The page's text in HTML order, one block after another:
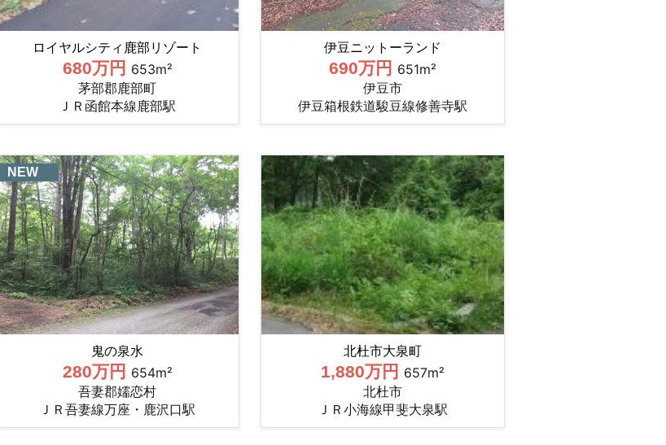
ロイヤルシティ鹿部リゾート
680万円 653m²
茅部郡鹿部町
ＪＲ函館本線鹿部駅
伊豆ニットーランド
690万円 651m²
伊豆市
伊豆箱根鉄道駿豆線修善寺駅
NEW
鬼の泉水
280万円 654m²
吾妻郡嬬恋村
ＪＲ吾妻線万座・鹿沢口駅
北杜市大泉町
1,880万円 657m²
北杜市
ＪＲ小海線甲斐大泉駅